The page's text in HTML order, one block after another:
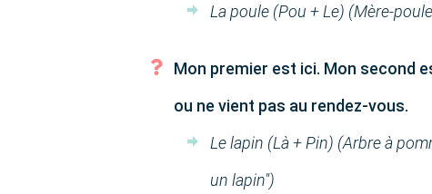
La poule (Pou + Le) (Mère-
Mon premier est ici. Mon second
ou ne vient pas au rendez-vous.
Le lapin (Là + Pin) (Arbre à
un lapin")